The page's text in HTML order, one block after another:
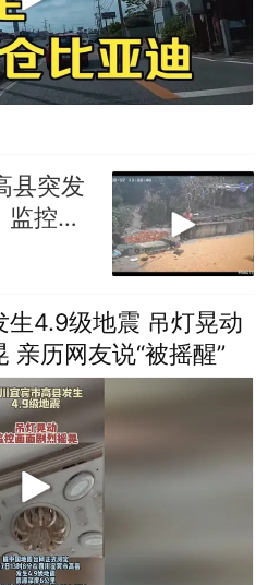
县突发
控拍
生4.9级地震 吊灯晃动
亲历网友说“被摇醒”